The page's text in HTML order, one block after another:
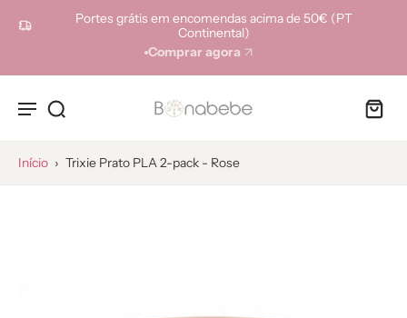
Portes grátis em encomendas acima de 50€ (PT
Continental)
Comprar agora
Início › Trixie Prato PLA 2-pack - Rose